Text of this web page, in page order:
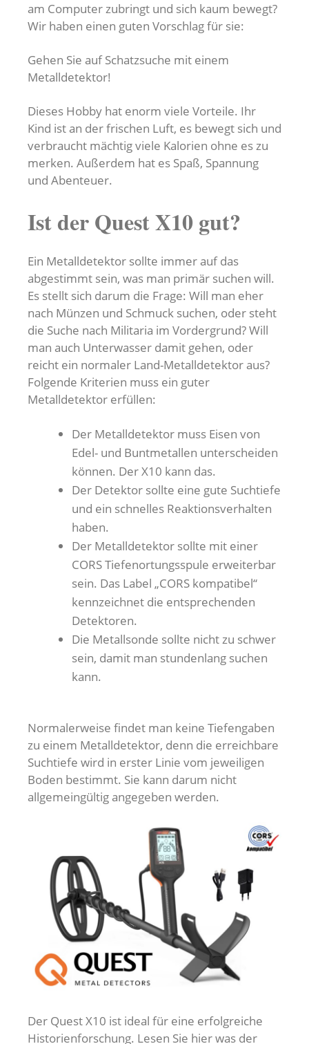
am Computer zubringt und sich kaum bewegt?
Wir haben einen guten Vorschlag für sie:
Gehen Sie auf Schatzsuche mit einem
Metalldetektor!
Dieses Hobby hat enorm viele Vorteile. Ihr
Kind ist an der frischen Luft, es bewegt sich und
verbraucht mächtig viele Kalorien ohne es zu
merken. Außerdem hat es Spaß, Spannung
und Abenteuer.
Ist der Quest X10 gut?
Ein Metalldetektor sollte immer auf das
abgestimmt sein, was man primär suchen will.
Es stellt sich darum die Frage: Will man eher
nach Münzen und Schmuck suchen, oder steht
die Suche nach Militaria im Vordergrund? Will
man auch Unterwasser damit gehen, oder
reicht ein normaler Land-Metalldetektor aus?
Folgende Kriterien muss ein guter
Metalldetektor erfüllen:
Der Metalldetektor muss Eisen von
Edel- und Buntmetallen unterscheiden
können. Der X10 kann das.
Der Detektor sollte eine gute Suchtiefe
und ein schnelles Reaktionsverhalten
haben.
Der Metalldetektor sollte mit einer
CORS Tiefenortungsspule erweiterbar
sein. Das Label „CORS kompatibel“
kennzeichnet die entsprechenden
Detektoren.
Die Metallsonde sollte nicht zu schwer
sein, damit man stundenlang suchen
kann.
Normalerweise findet man keine Tiefengaben
zu einem Metalldetektor, denn die erreichbare
Suchtiefe wird in erster Linie vom jeweiligen
Boden bestimmt. Sie kann darum nicht
allgemeingültig angegeben werden.
Der Quest X10 ist ideal für eine erfolgreiche
Historienforschung. Lesen Sie hier was der